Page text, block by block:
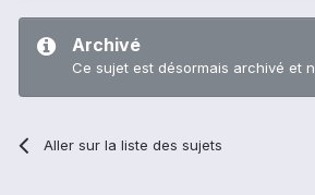
Archivé
Ce sujet est désormais archivé et
Aller sur la liste des sujets